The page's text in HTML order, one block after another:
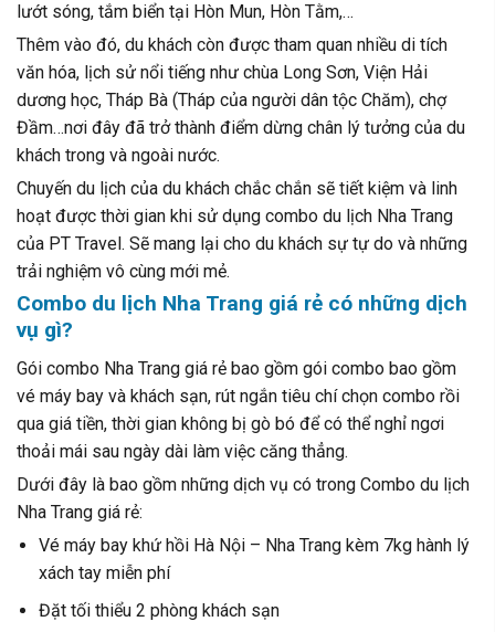
lướt sóng, tắm biển tại Hòn Mun, Hòn Tằm,…
Thêm vào đó, du khách còn được tham quan nhiều di tích
văn hóa, lịch sử nổi tiếng như chùa Long Sơn, Viện Hải
dương học, Tháp Bà (Tháp của người dân tộc Chăm), chợ
Đầm…nơi đây đã trở thành điểm dừng chân lý tưởng của du
khách trong và ngoài nước.
Chuyến du lịch của du khách chắc chắn sẽ tiết kiệm và linh
hoạt được thời gian khi sử dụng combo du lịch Nha Trang
của PT Travel. Sẽ mang lại cho du khách sự tự do và những
trải nghiệm vô cùng mới mẻ.
Combo du lịch Nha Trang giá rẻ có những dịch
vụ gì?
Gói combo Nha Trang giá rẻ bao gồm gói combo bao gồm
vé máy bay và khách sạn, rút ngắn tiêu chí chọn combo rồi
qua giá tiền, thời gian không bị gò bó để có thể nghỉ ngơi
thoải mái sau ngày dài làm việc căng thẳng.
Dưới đây là bao gồm những dịch vụ có trong Combo du lịch
Nha Trang giá rẻ:
Vé máy bay khứ hồi Hà Nội – Nha Trang kèm 7kg hành lý
xách tay miễn phí
Đặt tối thiểu 2 phòng khách sạn